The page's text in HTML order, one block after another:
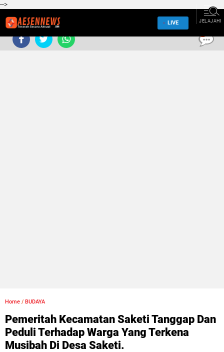
-->
LIVE JELAJAHI
Home / BUDAYA
​Pemeritah Kecamatan Saketi Tanggap Dan
Peduli Terhadap Warga Yang Terkena
Musibah Di Desa Saketi.